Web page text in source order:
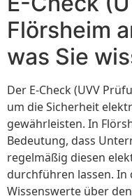
Flörsheim
was Sie
Der E-Check (UVV
um die Sicherheit
gewährleisten. In
Bedeutung, dass
regelmäßig diesen
durchführen lassen. In
Wissenswerte über